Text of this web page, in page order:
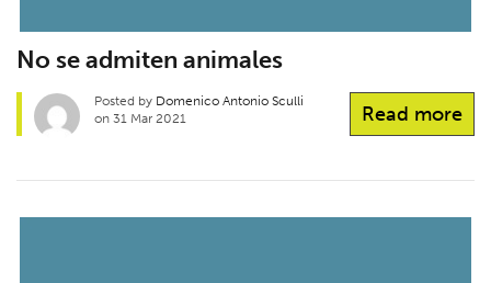
No se admiten animales
Read more
Posted by Domenico Antonio Sculli
on 31 Mar 2021